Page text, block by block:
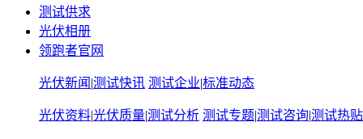
测试供求
光伏相册
领跑者官网
光伏新闻 |测试快讯 测试企业|标准动态
光伏资料|光伏质量|测试分析 测试专题|测试咨询|测试热贴